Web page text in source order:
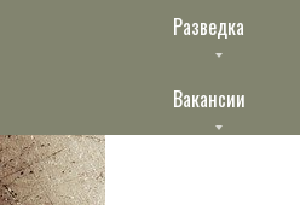
Разведка
Вакансии